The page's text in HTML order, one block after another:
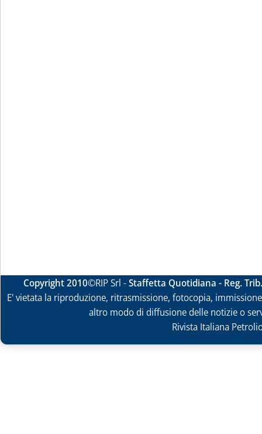
Copyright 2010©RIP Srl -Staffetta Quotidiana - Reg.
E' vietata la riproduzione, ritrasmissione, fotocopia,
altro modo di diffusione delle notizie o
Rivista Italiana